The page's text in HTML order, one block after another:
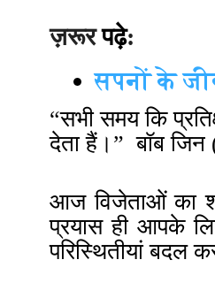
ज़रूर पढ़े:
सपनों के
“सभी समय कि
देता हैं।” बॉब
आज विजेताओं का
प्रयास ही आपके
परिस्थितीयां बदल